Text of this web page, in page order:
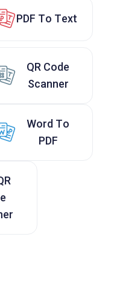
PDF To Text
QR Code
Scanner
Word To
PDF